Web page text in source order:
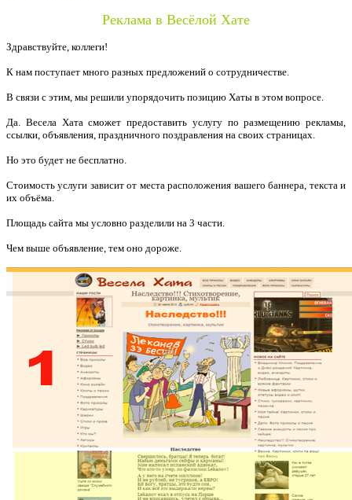
Реклама в Весёлой Хате
Здравствуйте, коллеги!
К нам поступает много разных предложений о сотрудничестве.
В связи с этим, мы решили упорядочить позицию Хаты в этом вопросе.
Да. Весела Хата сможет предоставить услугу по размещению рекламы,
ссылки, объявления, праздничного поздравления на своих страницах.
Но это будет не бесплатно.
Стоимость услуги зависит от места расположения вашего баннера, текста и
их объёма.
Площадь сайта мы условно разделили на 3 части.
Чем выше объявление, тем оно дороже.